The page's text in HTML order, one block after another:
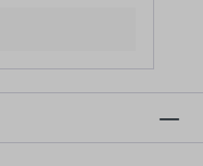
bevorzugt -
(rutschsicher)
Standard -